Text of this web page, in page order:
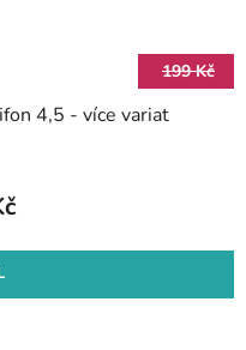
199 Kč
4,5 - více variat